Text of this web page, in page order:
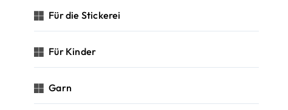
Für die Stickerei
Für Kinder
Garn